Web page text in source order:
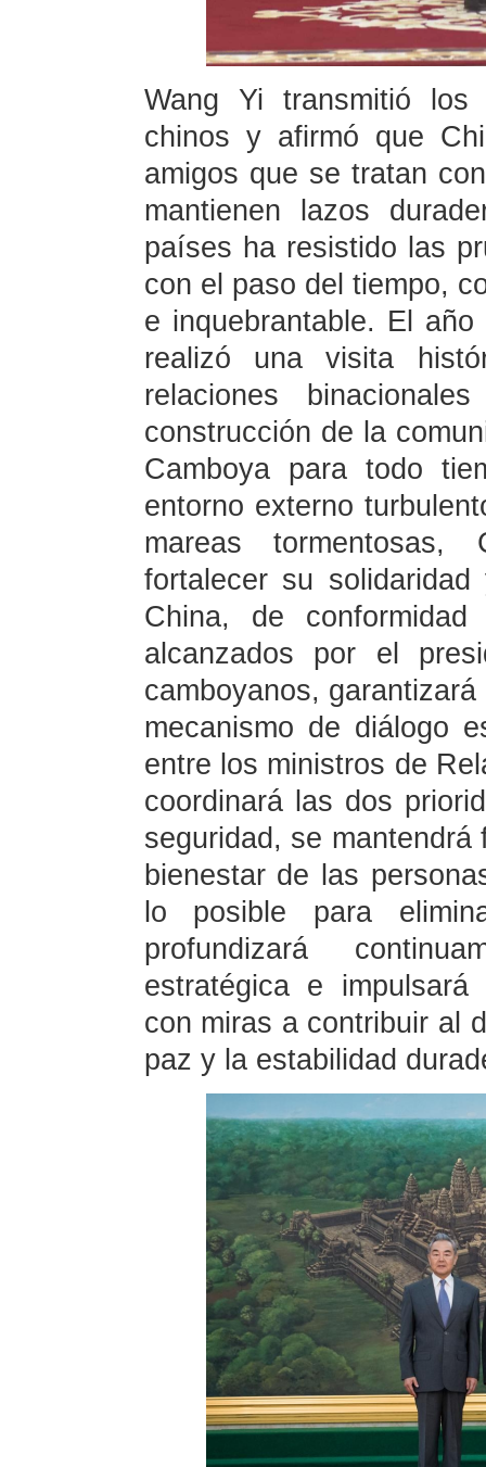
Wang Yi transmitió
chinos y afirmó que
amigos que se tratan
mantienen lazos
países ha resistido las
con el paso del tiempo,
e inquebrantable. El
realizó una visita
relaciones
construcción de la
Camboya para todo
entorno externo
mareas
fortalecer su
China, de
alcanzados por el
camboyanos,
mecanismo de diálogo
entre los ministros de
coordinará las dos
seguridad, se
bienestar de las
lo posible para
profundizará
estratégica e impulsará
con miras a contribuir al
paz y la estabilidad